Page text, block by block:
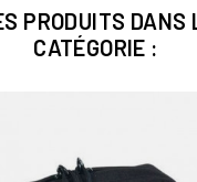
PRODUITS DANS
CATÉGORIE :